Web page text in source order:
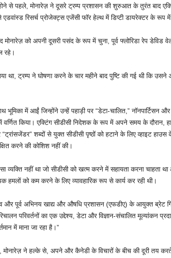
से पहले, मोनारेज़ ने दूसरे ट्रम्प प्रशासन की शुरुआत के तुरंत बाद
रिसर्च प्रोजेक्ट्स एजेंसी फॉर हेल्थ में डिप्टी डायरेक्टर के रूप में
मोनारेज़ को अपनी दूसरी पसंद के रूप में चुना, पूर्व फ्लोरिडा रेप डेविड
रहे।
था, ट्रम्प ने घोषणा करने के चार महीने बाद पुष्टि की गई थी कि
भूमिका में आईं जिन्होंने उन्हें पहाड़ी पर “डेटा-चालित,” नॉनपार्टिसन और
किया। एक्टिंग सीडीसी निदेशक के रूप में अपने समय के दौरान,
शब्दों से युक्त सीडीसी पृष्ठों को हटाने के लिए व्हाइट हाउस
करने की कोशिश नहीं की।
व्यक्ति नहीं था जो सीडीसी को खत्म करने में सहायता करना चाहता
हमलों को कम करने के लिए व्यावहारिक रूप से कार्य कर रही थी।
और पूर्व अभिनय खाद्य और औषधि प्रशासन (एफडीए) के आयुक्त ब्रेट
परिवर्तनों का एक उद्देश्य, डेटा और विज्ञान-संचालित मूल्यांकन
में माना जा रहा है।”
मोनारेज़ ने हल्के से, अपने और कैनेडी के विचारों के बीच की दूरी तय